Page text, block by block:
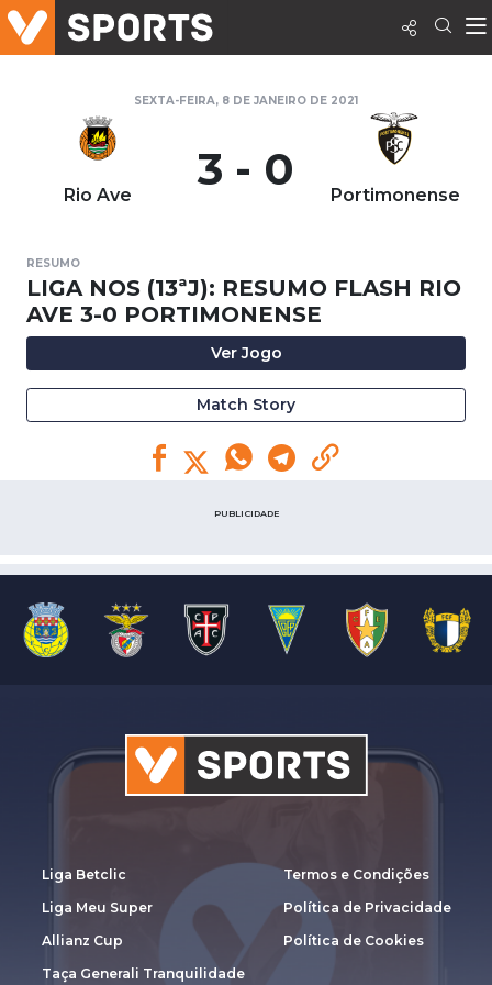
SEXTA-FEIRA, 8 DE JANEIRO DE 2021
Rio Ave 3 - 0 Portimonense
RESUMO
LIGA NOS (13ªJ): RESUMO FLASH RIO
AVE 3-0 PORTIMONENSE
Ver Jogo
Match Story
PUBLICIDADE
Liga Betclic
Liga Meu Super
Allianz Cup
Taça Generali Tranquilidade
Termos e Condições
Política de Privacidade
Política de Cookies